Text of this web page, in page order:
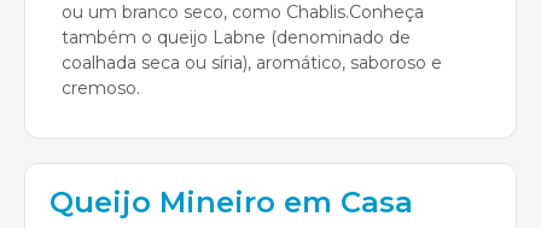
ou um branco seco, como Chablis.Conheça
também o queijo Labne (denominado de
coalhada seca ou síria), aromático, saboroso e
cremoso.
Queijo Mineiro em Casa